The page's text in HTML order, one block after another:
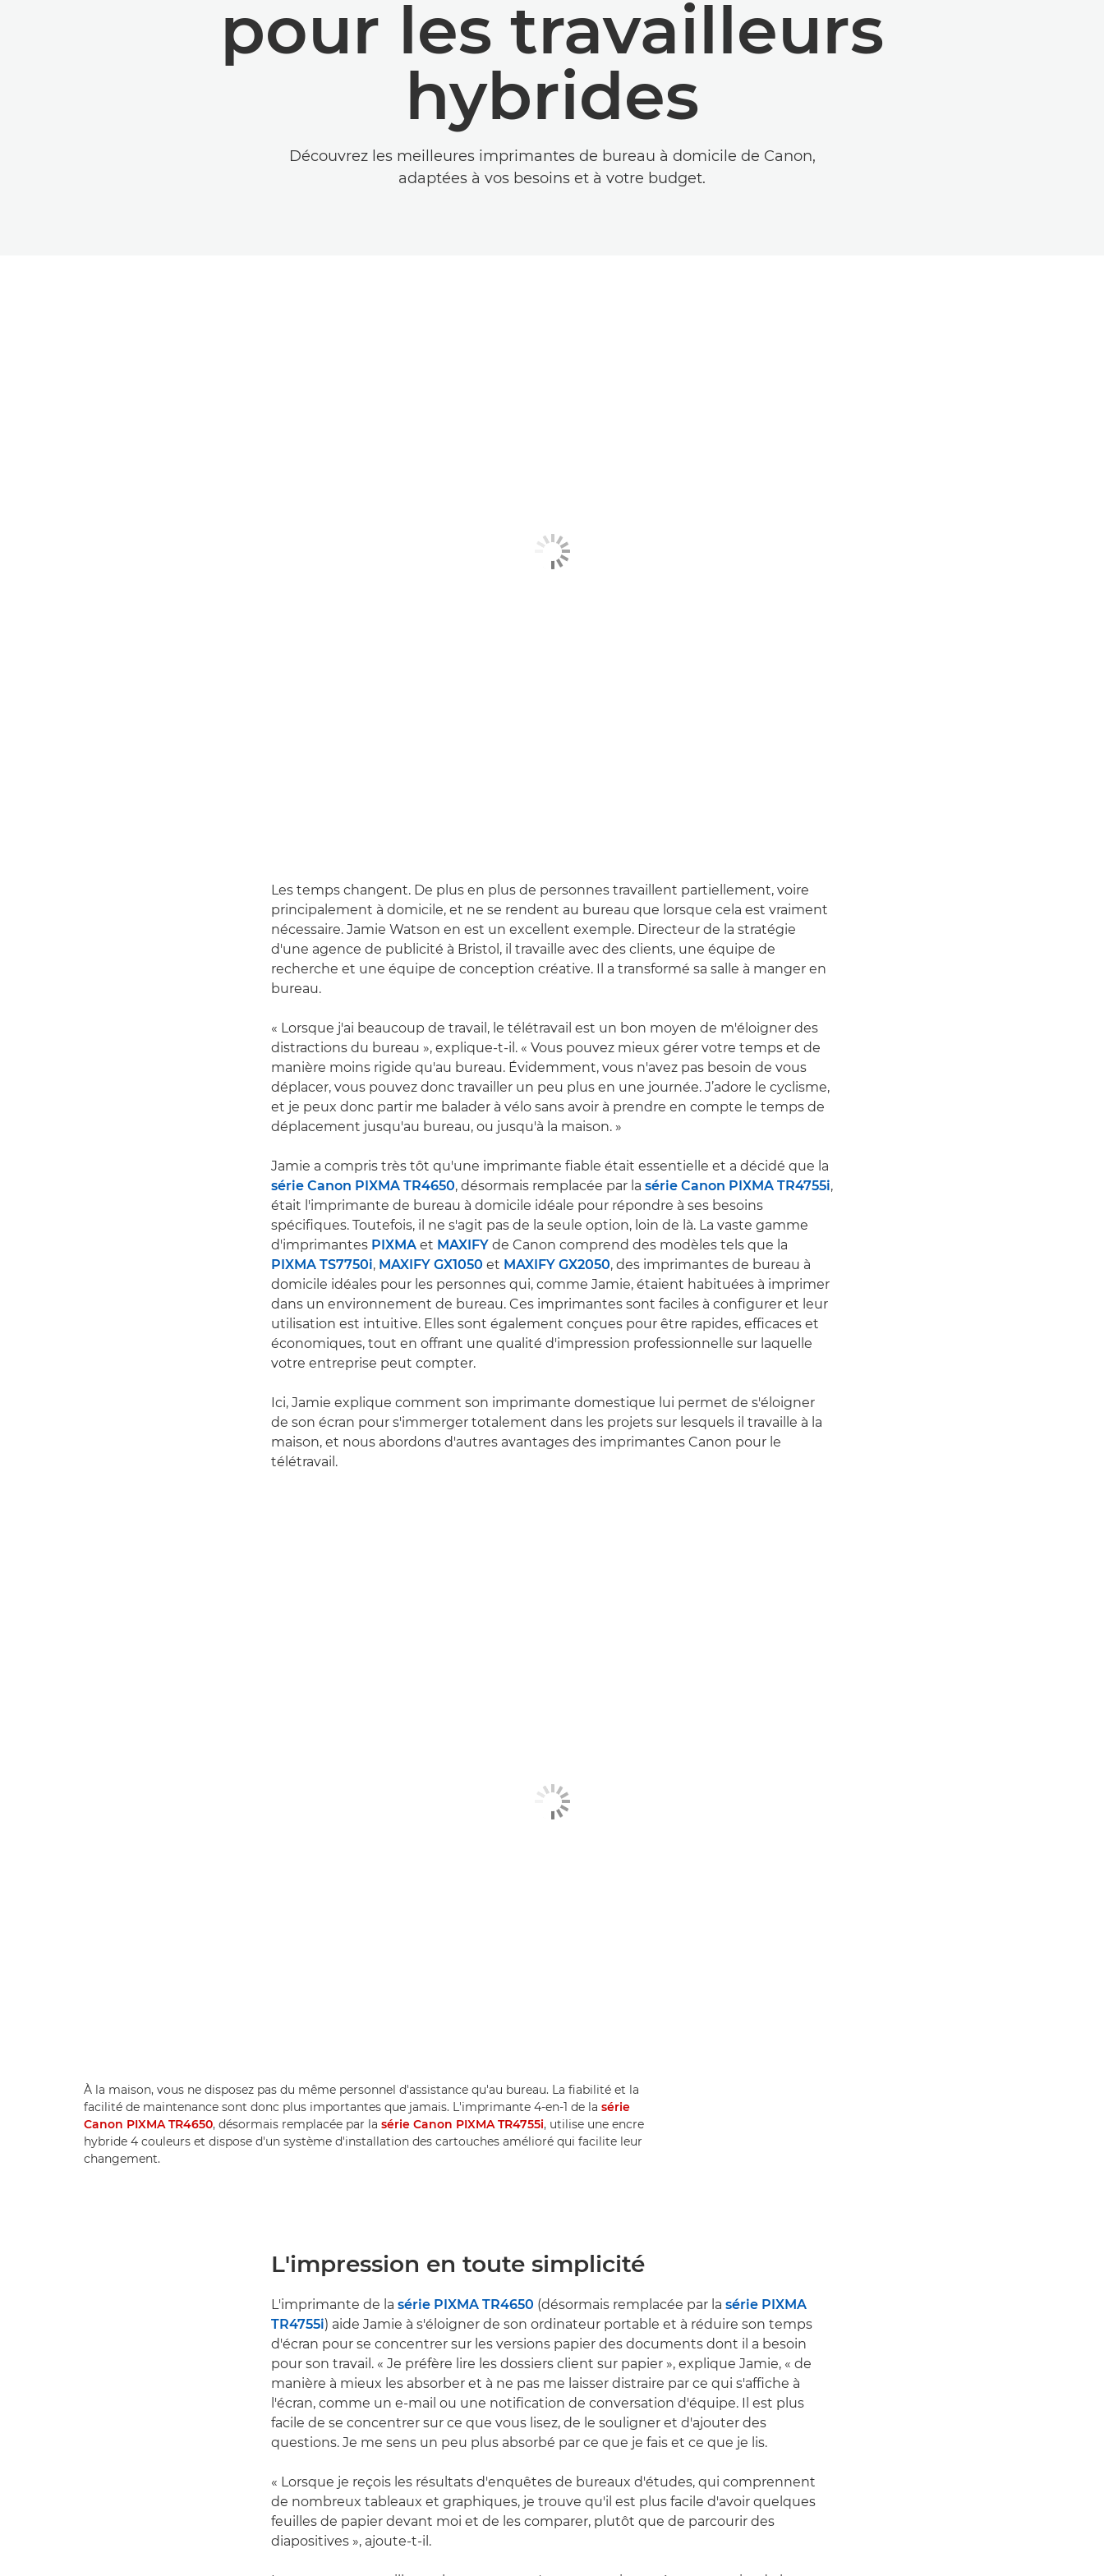
pour les travailleurs
hybrides
Découvrez les meilleures imprimantes de bureau à domicile de Canon,
adaptées à vos besoins et à votre budget.
Les temps changent. De plus en plus de personnes travaillent partiellement, voire
principalement à domicile, et ne se rendent au bureau que lorsque cela est vraiment
nécessaire. Jamie Watson en est un excellent exemple. Directeur de la stratégie
d'une agence de publicité à Bristol, il travaille avec des clients, une équipe de
recherche et une équipe de conception créative. Il a transformé sa salle à manger en
bureau.
« Lorsque j'ai beaucoup de travail, le télétravail est un bon moyen de m'éloigner des
distractions du bureau », explique-t-il. « Vous pouvez mieux gérer votre temps et de
manière moins rigide qu'au bureau. Évidemment, vous n'avez pas besoin de vous
déplacer, vous pouvez donc travailler un peu plus en une journée. J’adore le cyclisme,
et je peux donc partir me balader à vélo sans avoir à prendre en compte le temps de
déplacement jusqu'au bureau, ou jusqu'à la maison. »
Jamie a compris très tôt qu'une imprimante fiable était essentielle et a décidé que la
série Canon PIXMA TR4650, désormais remplacée par la série Canon PIXMA TR4755i,
était l'imprimante de bureau à domicile idéale pour répondre à ses besoins
spécifiques. Toutefois, il ne s'agit pas de la seule option, loin de là. La vaste gamme
d'imprimantes PIXMA et MAXIFY de Canon comprend des modèles tels que la
PIXMA TS7750i, MAXIFY GX1050 et MAXIFY GX2050, des imprimantes de bureau à
domicile idéales pour les personnes qui, comme Jamie, étaient habituées à imprimer
dans un environnement de bureau. Ces imprimantes sont faciles à configurer et leur
utilisation est intuitive. Elles sont également conçues pour être rapides, efficaces et
économiques, tout en offrant une qualité d'impression professionnelle sur laquelle
votre entreprise peut compter.
Ici, Jamie explique comment son imprimante domestique lui permet de s'éloigner
de son écran pour s'immerger totalement dans les projets sur lesquels il travaille à la
maison, et nous abordons d'autres avantages des imprimantes Canon pour le
télétravail.
À la maison, vous ne disposez pas du même personnel d'assistance qu'au bureau. La fiabilité et la
facilité de maintenance sont donc plus importantes que jamais. L'imprimante 4-en-1 de la série
Canon PIXMA TR4650, désormais remplacée par la série Canon PIXMA TR4755i, utilise une encre
hybride 4 couleurs et dispose d'un système d'installation des cartouches amélioré qui facilite leur
changement.
L'impression en toute simplicité
L'imprimante de la série PIXMA TR4650 (désormais remplacée par la série PIXMA
TR4755i) aide Jamie à s'éloigner de son ordinateur portable et à réduire son temps
d'écran pour se concentrer sur les versions papier des documents dont il a besoin
pour son travail. « Je préfère lire les dossiers client sur papier », explique Jamie, « de
manière à mieux les absorber et à ne pas me laisser distraire par ce qui s'affiche à
l'écran, comme un e-mail ou une notification de conversation d'équipe. Il est plus
facile de se concentrer sur ce que vous lisez, de le souligner et d'ajouter des
questions. Je me sens un peu plus absorbé par ce que je fais et ce que je lis.
« Lorsque je reçois les résultats d'enquêtes de bureaux d'études, qui comprennent
de nombreux tableaux et graphiques, je trouve qu'il est plus facile d'avoir quelques
feuilles de papier devant moi et de les comparer, plutôt que de parcourir des
diapositives », ajoute-t-il.